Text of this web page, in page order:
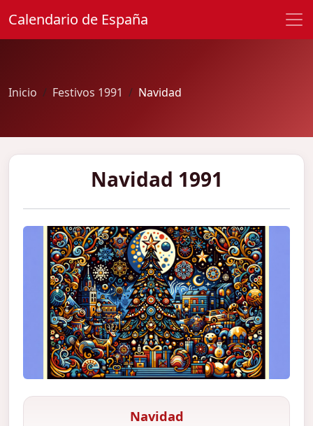
Calendario de España
Inicio Festivos 1991 Navidad
Navidad 1991
Navidad